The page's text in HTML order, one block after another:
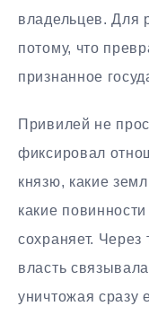
владельцев. Для
потому, что
признанное
Привилей не
фиксировал
князю, какие
какие
сохраняет. Через
власть
уничтожая сразу